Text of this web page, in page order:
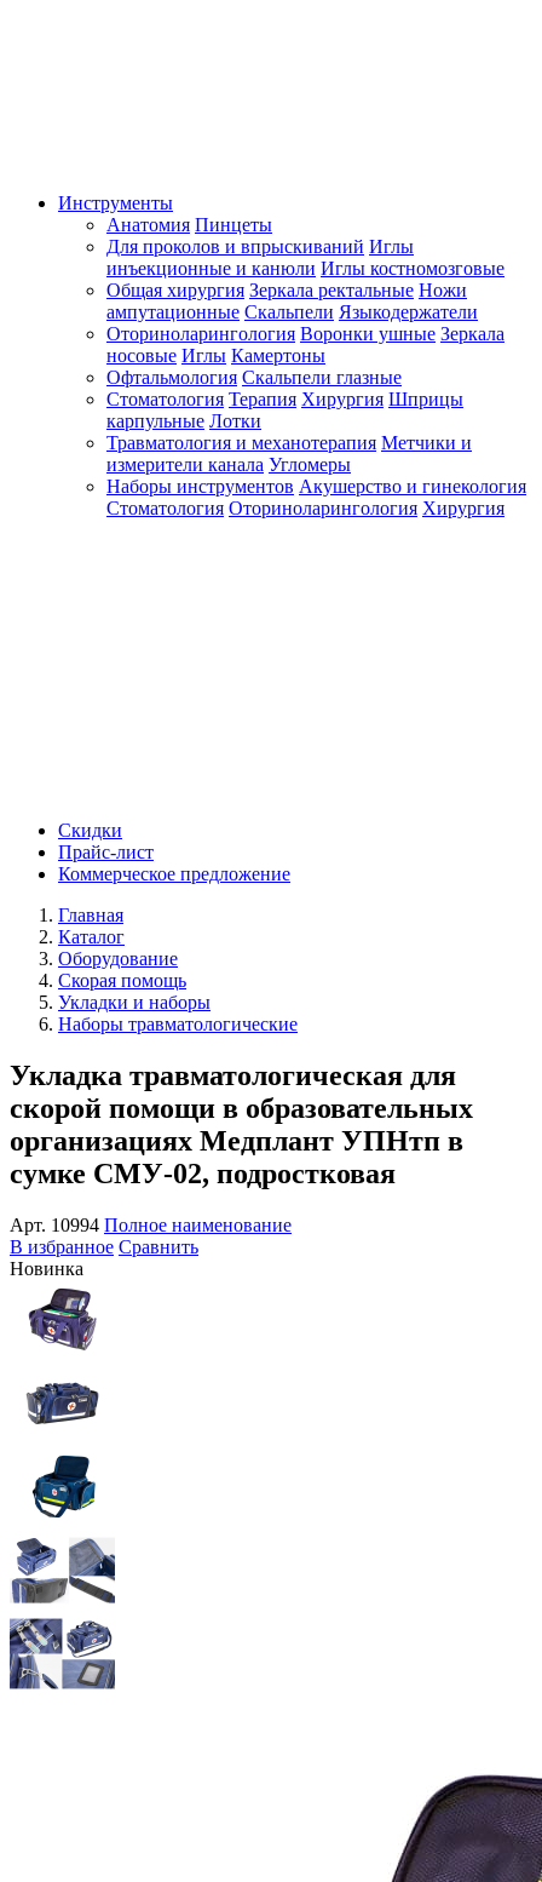
Инструменты
Анатомия Пинцеты
Для проколов и впрыскиваний Иглы
инъекционные и канюли Иглы костномозговые
Общая хирургия Зеркала ректальные Ножи
ампутационные Скальпели Языкодержатели
Оториноларингология Воронки ушные Зеркала
носовые Иглы Камертоны
Офтальмология Скальпели глазные
Стоматология Терапия Хирургия Шприцы
карпульные Лотки
Травматология и механотерапия Метчики и
измерители канала Угломеры
Наборы инструментов Акушерство и гинекология
Стоматология Оториноларингология Хирургия
Скидки
Прайс-лист
Коммерческое предложение
Главная
Каталог
Оборудование
Скорая помощь
Укладки и наборы
Наборы травматологические
Укладка травматологическая для
скорой помощи в образовательных
организациях Медплант УПНтп в
сумке СМУ-02, подростковая
Арт. 10994 Полное наименование
В избранное Сравнить
Новинка